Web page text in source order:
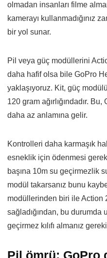
olmadan insanları filme
kamerayı kullanmadığınız
bir yol sunar.
Pil veya güç modüllerini
daha hafif olsa bile GoPro
yaklaşıyoruz. Kit, güç
120 gram ağırlığındadır.
daha az anlamına gelir.
Kontrolleri daha karmaşık
esneklik için ödenmesi
başına 10m su geçirmezlik
modül takarsanız bunu
modüllerinden biri ile Action
sağladığından, bu durumda
geçirmez kılıfı almanız
Pil ömrü: GoPro